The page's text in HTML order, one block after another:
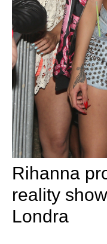
Rihanna
reality
Londra